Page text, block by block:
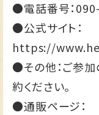
●電話番号：
●公式サイト：
https://
●その他：ご参加
約ください。
●通販ページ：